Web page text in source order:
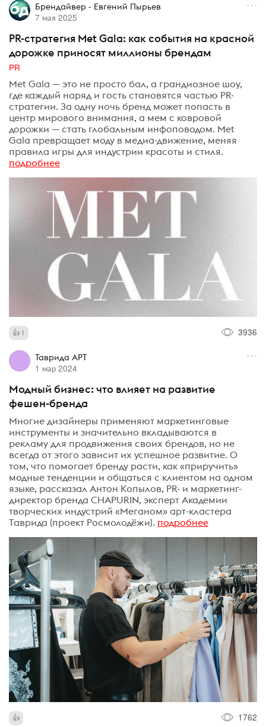
Брендайвер - Евгений Пырьев
7 мая 2025
PR-стратегия Met Gala: как события на красной
дорожке приносят миллионы брендам
PR
Met Gala — это не просто бал, а грандиозное шоу,
где каждый наряд и гость становятся частью PR-
стратегии. За одну ночь бренд может попасть в
центр мирового внимания, а мем с ковровой
дорожки — стать глобальным инфоповодом. Met
Gala превращает моду в медиа-движение, меняя
правила игры для индустрии красоты и стиля.
подробнее
1 3936
Таврида АРТ
1 мар 2024
Модный бизнес: что влияет на развитие
фешен-бренда
Многие дизайнеры применяют маркетинговые
инструменты и значительно вкладываются в
рекламу для продвижения своих брендов, но не
всегда от этого зависит их успешное развитие. О
том, что помогает бренду расти, как «приручить»
модные тенденции и общаться с клиентом на одном
языке, рассказал Антон Копылов, PR- и маркетинг-
директор бренда CHAPURIN, эксперт Академии
творческих индустрий «Меганом» арт-кластера
Таврида (проект Росмолодёжи). подробнее
1762